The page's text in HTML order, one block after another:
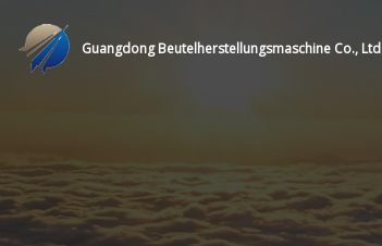
Guangdong Beutelherstellungsmaschine Co., Ltd